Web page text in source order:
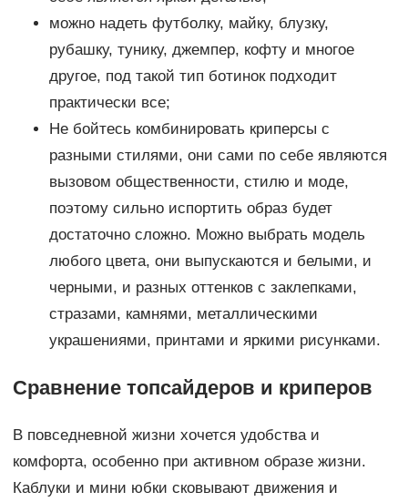
можно надеть футболку, майку, блузку,
рубашку, тунику, джемпер, кофту и многое
другое, под такой тип ботинок подходит
практически все;
Не бойтесь комбинировать криперсы с
разными стилями, они сами по себе являются
вызовом общественности, стилю и моде,
поэтому сильно испортить образ будет
достаточно сложно. Можно выбрать модель
любого цвета, они выпускаются и белыми, и
черными, и разных оттенков с заклепками,
стразами, камнями, металлическими
украшениями, принтами и яркими рисунками.
Сравнение топсайдеров и криперов
В повседневной жизни хочется удобства и
комфорта, особенно при активном образе жизни.
Каблуки и мини юбки сковывают движения и